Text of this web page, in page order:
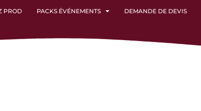
PROD PACKS ÉVÉNEMENTS DEMANDE DE DEVIS